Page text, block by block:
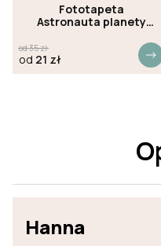
Fototapeta
Astronauta planety
od35zł
od 21 zł
Hanna